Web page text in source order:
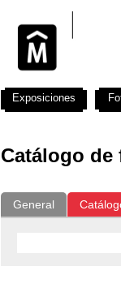
Catálogo
General
Exposiciones